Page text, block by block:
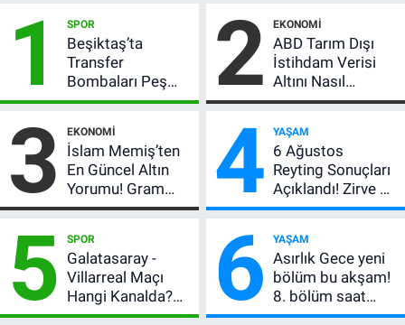
1 SPOR
Beşiktaş’ta
Transfer
Bombaları Peş
Peşe! Adalı
Açıkladı, 5 Yıldız
Daha Listede
2 EKONOMI
ABD Tarım Dışı
İstihdam Verisi
Altını Nasıl
Etkiler? Çok Basit
3 EKONOMI
İslam Memiş’ten
En Güncel Altın
Yorumu! Gram
Altın İçin 6.350 TL
Beklentisi
Değişmedi
4 YAŞAM
6 Ağustos
Reyting Sonuçları
Açıklandı! Zirve El
Değiştirdi:
MasterChef'i
Geride Bıraktı
5 SPOR
Galatasaray -
Villarreal Maçı
Hangi Kanalda?
Hazırlık Maçı Ne
6 YAŞAM
Asırlık Gece yeni
bölüm bu akşam!
8. bölüm saat
kaçta, TRT 1 canlı